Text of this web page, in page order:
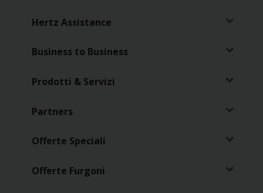
Hertz Assistance
Business to Business
Prodotti & Servizi
Partners
Offerte Speciali
Offerte Furgoni